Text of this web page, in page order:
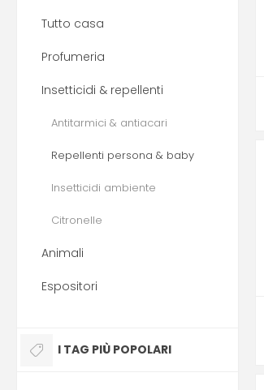
Tutto casa
Profumeria
Insetticidi & repellenti
Antitarmici & antiacari
Repellenti persona & baby
Insetticidi ambiente
Citronelle
Animali
Espositori
I TAG PIÙ POPOLARI